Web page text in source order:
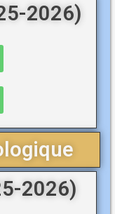
2026)
2026)